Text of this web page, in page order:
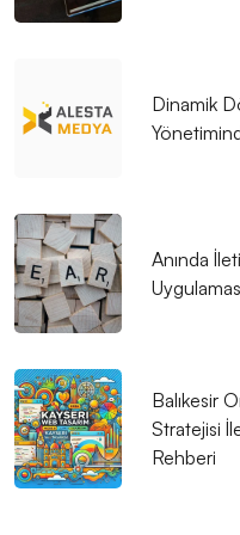
Reklam Ajansı Web
Sağlık Sigortası
Profesyonel
Ruhsal Danışman Web
Profesyonel Dokunuşlar
Müzik Okulu Web Sitesi
Fiziksel Eğitim ve Spor
Profesyonel ve Etkili
Dinamik
Anında
Balıkesir
Stratejisi
Rehberi